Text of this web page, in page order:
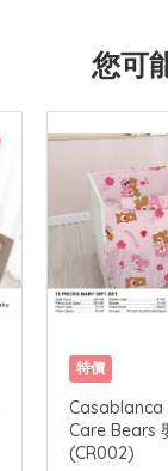
您可
特價
Casablanca
Care Bears
(CR002)